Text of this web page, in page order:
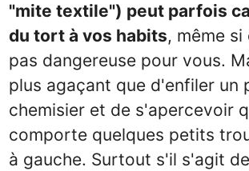
"mite textile") peut parfois
du tort à vos habits, même
pas dangereuse pour vous.
plus agaçant que d'enfiler un
chemisier et de s'apercevoir
comporte quelques petits
à gauche. Surtout s'il s'agit